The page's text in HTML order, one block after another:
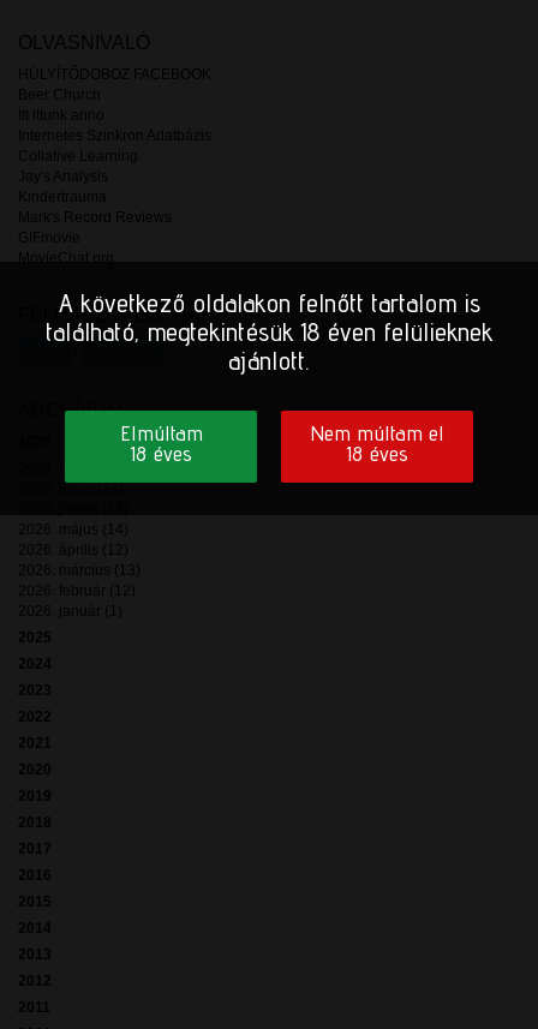
OLVASNIVALÓ
HÜLYÍTŐDOBOZ FACEBOOK
Beer Church
Itt ittunk anno
Internetes Szinkron Adatbázis
Collative Learning
Jay's Analysis
Kindertrauma
Mark's Record Reviews
GIFmovie
MovieChat.org
FELHASZNÁLÓKNAK
ARCHÍVUM
2026. május (14)
2026. április (12)
2026. március (13)
2026. február (12)
2026. január (1)
2025
2024
2023
2022
2021
2020
2019
2018
2017
2016
2015
2014
2013
2012
2011
A következő oldalakon felnőtt tartalom is
található, megtekintésük 18 éven felülieknek
ajánlott.
Elmúltam
18 éves
Nem múltam el
18 éves